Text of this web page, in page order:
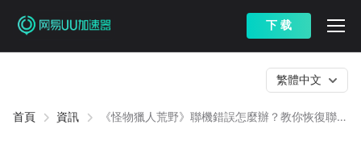
下 载
首頁 資訊
《怪物獵人荒野》聯機錯誤怎麼辦？教你恢復聯
繁體中文